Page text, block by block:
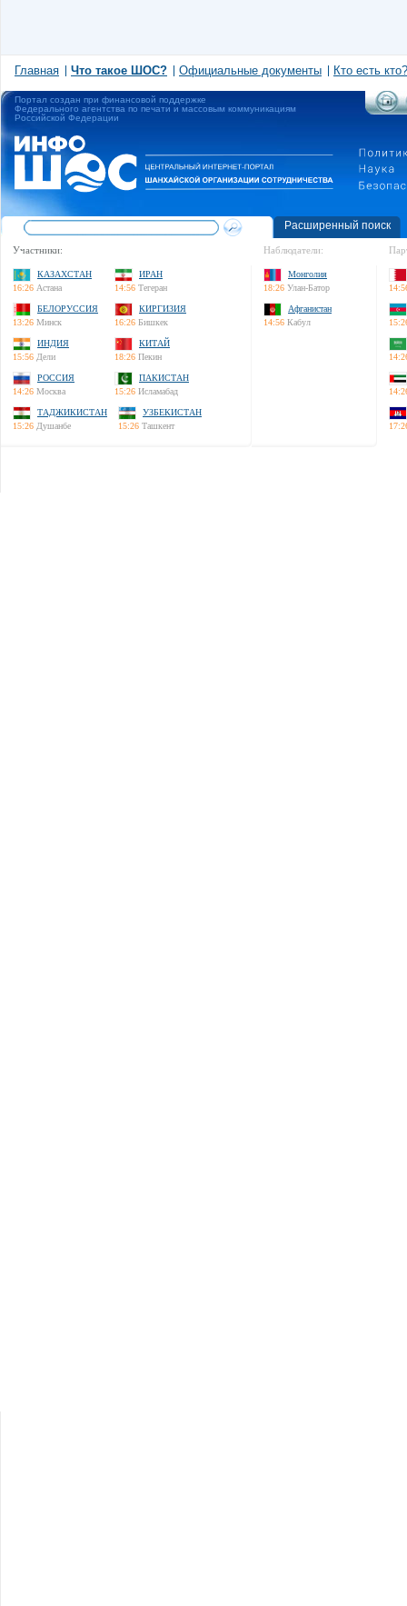
Главная Что такое ШОС? Официальные документы Кто есть кто?
Портал создан при финансовой поддержке
Федерального агентства по печати и массовым коммуникациям
Российской Федерации
Расширенный поиск
Участники:
КАЗАХСТАН
16:26 Астана
ИРАН
14:56 Тегеран
БЕЛОРУССИЯ
13:26 Минск
КИРГИЗИЯ
16:26 Бишкек
ИНДИЯ
15:56 Дели
КИТАЙ
18:26 Пекин
РОССИЯ
14:26 Москва
ПАКИСТАН
15:26 Исламабад
ТАДЖИКИСТАН
15:26 Душанбе
УЗБЕКИСТАН
15:26 Ташкент
Наблюдатели:
Монголия
18:26 Улан-Батор
Афганистан
14:56 Кабул